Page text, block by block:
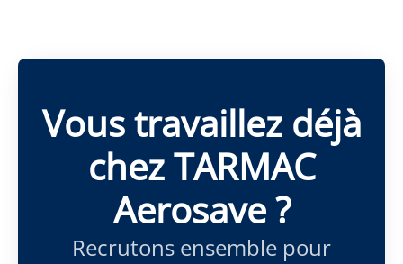
Vous travaillez déjà
chez TARMAC
Aerosave ?
Recrutons ensemble pour